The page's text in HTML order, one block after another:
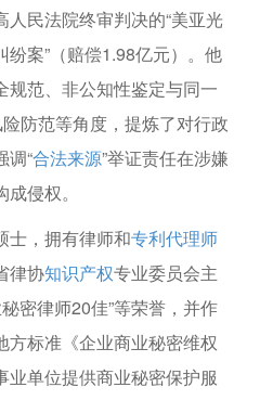
民法院终审判决的“美亚光
案”（赔偿1.98亿元）。他
规范、非公知性鉴定与同一
防范等角度，提炼了对行政
调“合法来源”举证责任在涉嫌
侵权。
士，拥有律师和专利代理师
律协知识产权专业委员会主
密律师20佳”等荣誉，并作
方标准《企业商业秘密维权
单位提供商业秘密保护服